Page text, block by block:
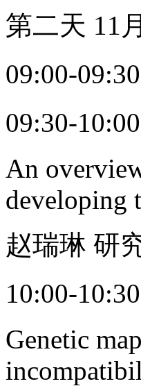
第二天 11
09:00-
09:30-10:00
An
developing
赵瑞琳 研
10:00-
Genetic